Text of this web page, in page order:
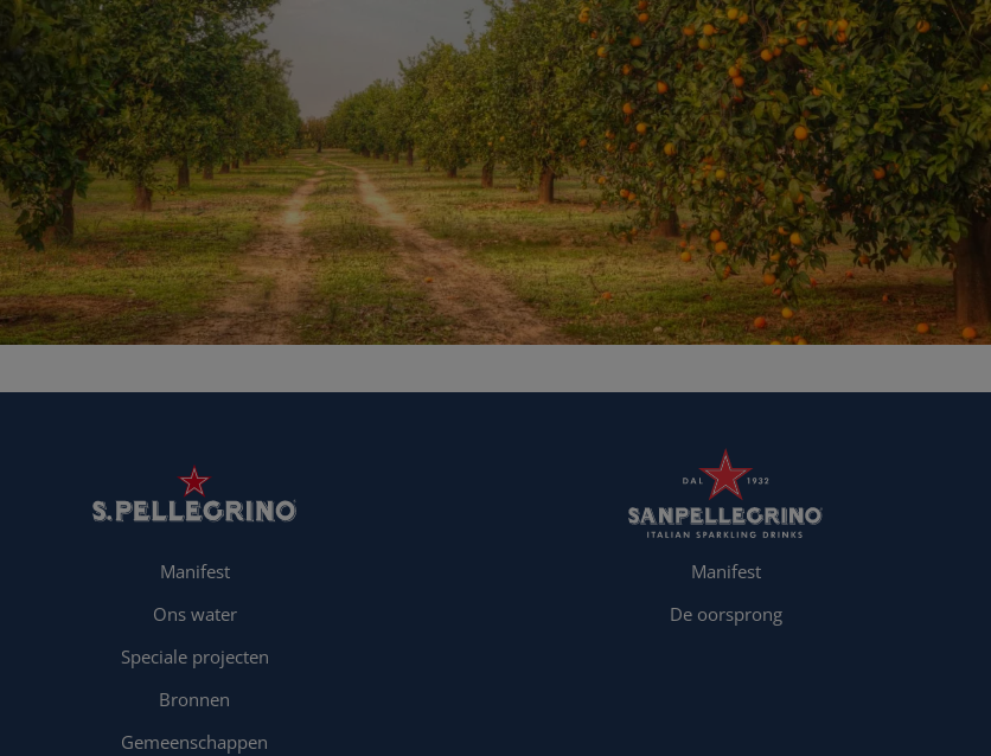
Manifest
Ons water
Speciale projecten
Bronnen
Gemeenschappen
Manifest
De oorsprong